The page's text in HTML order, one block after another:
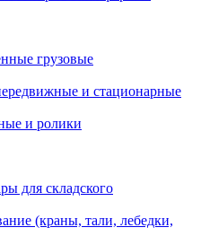
грузовые
и стационарные
и ролики
для складского
(краны, тали, лебедки,